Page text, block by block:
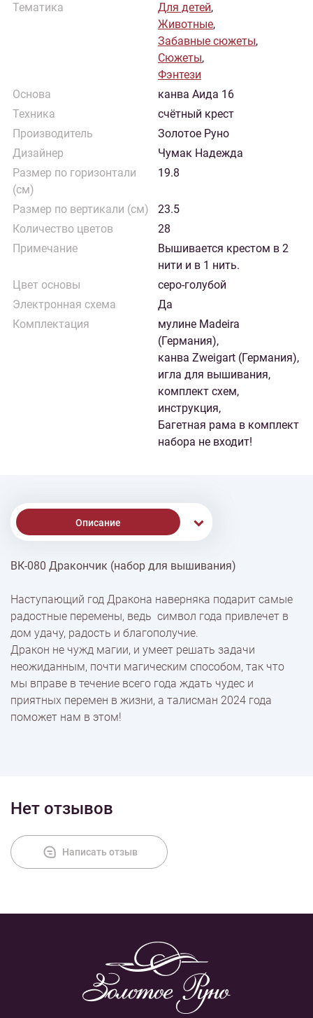
Тематика
Для детей,
Животные,
Забавные сюжеты,
Сюжеты,
Фэнтези
Основа
канва Аида 16
Техника
счётный крест
Производитель
Золотое Руно
Дизайнер
Чумак Надежда
Размер по горизонтали
(см)
19.8
Размер по вертикали (см)
23.5
Количество цветов
28
Примечание
Вышивается крестом в 2
нити и в 1 нить.
Цвет основы
серо-голубой
Электронная схема
Да
Комплектация
мулине Madeira
(Германия),
канва Zweigart (Германия),
игла для вышивания,
комплект схем,
инструкция,
Багетная рама в комплект
набора не входит!
Описание
Доставка
Оплата
ВК-080 Дракончик (набор для вышивания)
Наступающий год Дракона наверняка подарит самые
радостные перемены, ведь символ года привлечет в
дом удачу, радость и благополучие.
Дракон не чужд магии, и умеет решать задачи
неожиданным, почти магическим способом, так что
мы вправе в течение всего года ждать чудес и
приятных перемен в жизни, а талисман 2024 года
поможет нам в этом!
Нет отзывов
Написать отзыв